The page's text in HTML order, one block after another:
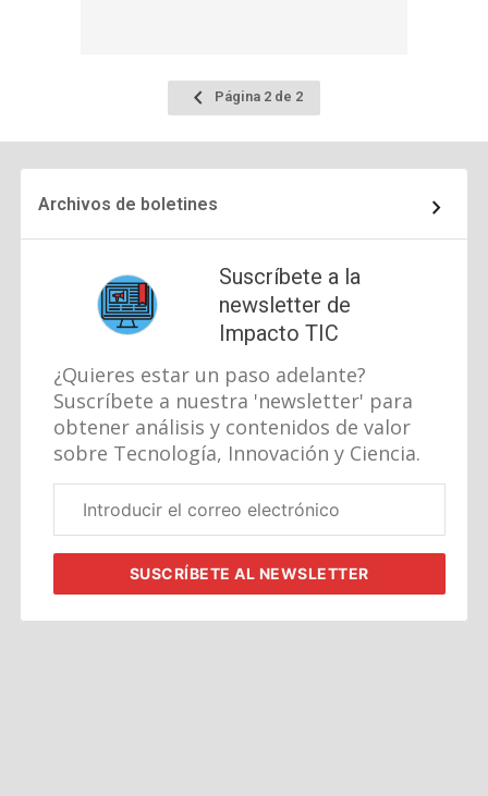
Ir
a
Página 2 de 2
Archivos de boletines
Suscríbete a la
newsletter de
Impacto TIC
¿Quieres estar un paso adelante?
Suscríbete a nuestra 'newsletter' para
obtener análisis y contenidos de valor
sobre Tecnología, Innovación y Ciencia.
electrónico
SUSCRÍBETEAL NEWSLETTER